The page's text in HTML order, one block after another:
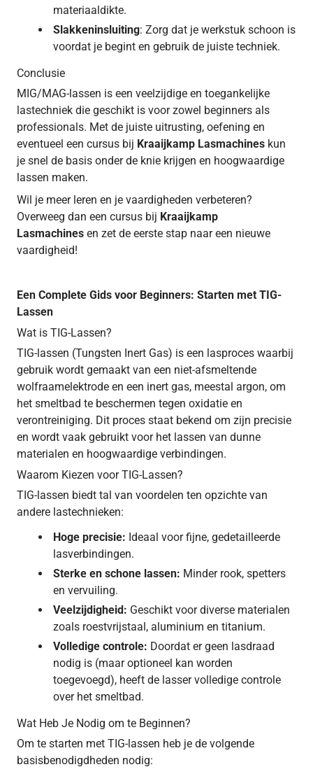
materiaaldikte.
Slakkeninsluiting: Zorg dat je werkstuk schoon is
voordat je begint en gebruik de juiste techniek.
Conclusie
MIG/MAG-lassen is een veelzijdige en toegankelijke
lastechniek die geschikt is voor zowel beginners als
professionals. Met de juiste uitrusting, oefening en
eventueel een cursus bij Kraaijkamp Lasmachines kun
je snel de basis onder de knie krijgen en hoogwaardige
lassen maken.
Wil je meer leren en je vaardigheden verbeteren?
Overweeg dan een cursus bij Kraaijkamp
Lasmachines en zet de eerste stap naar een nieuwe
vaardigheid!
Een Complete Gids voor Beginners: Starten met TIG-
Lassen
Wat is TIG-Lassen?
TIG-lassen (Tungsten Inert Gas) is een lasproces waarbij
gebruik wordt gemaakt van een niet-afsmeltende
wolfraamelektrode en een inert gas, meestal argon, om
het smeltbad te beschermen tegen oxidatie en
verontreiniging. Dit proces staat bekend om zijn precisie
en wordt vaak gebruikt voor het lassen van dunne
materialen en hoogwaardige verbindingen.
Waarom Kiezen voor TIG-Lassen?
TIG-lassen biedt tal van voordelen ten opzichte van
andere lastechnieken:
Hoge precisie: Ideaal voor fijne, gedetailleerde
lasverbindingen.
Sterke en schone lassen: Minder rook, spetters
en vervuiling.
Veelzijdigheid: Geschikt voor diverse materialen
zoals roestvrijstaal, aluminium en titanium.
Volledige controle: Doordat er geen lasdraad
nodig is (maar optioneel kan worden
toegevoegd), heeft de lasser volledige controle
over het smeltbad.
Wat Heb Je Nodig om te Beginnen?
Om te starten met TIG-lassen heb je de volgende
basisbenodigdheden nodig: